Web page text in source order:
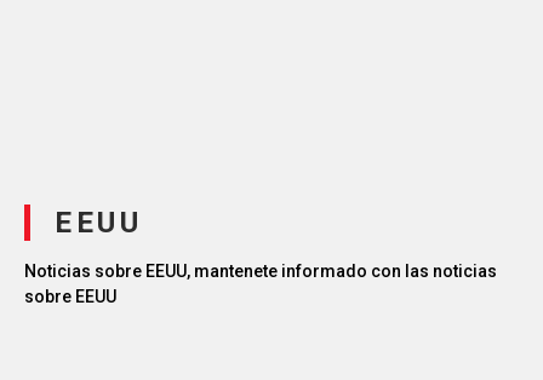
EEUU
Noticias sobre EEUU, mantenete informado con las noticias
sobre EEUU